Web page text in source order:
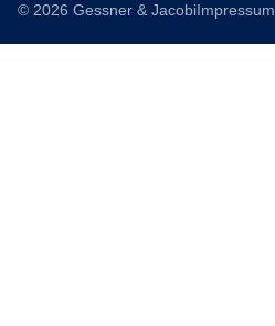
© 2026 Gessner & JacobiImpressum